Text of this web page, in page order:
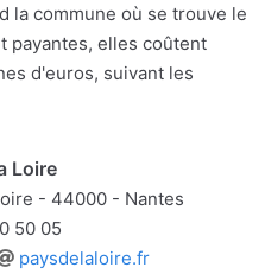
la commune où se trouve le
payantes, elles coûtent
d'euros, suivant les
Loire
- 44000 - Nantes
50 05
Site
paysdelaloire.fr